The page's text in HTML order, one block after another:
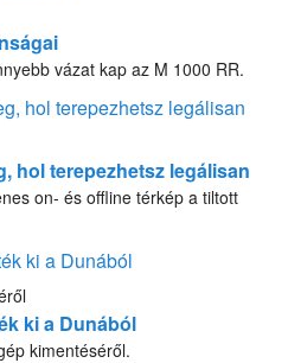
vázat kap az M 1000 RR.
hol terepezhetsz legálisan
on- és offline térkép a tiltott
ki a Dunából
kimentéséről.